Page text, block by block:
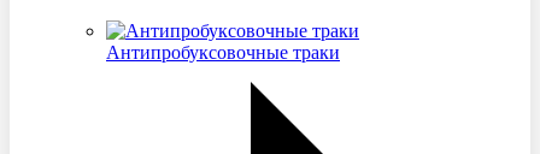
Антипробуксовочные траки